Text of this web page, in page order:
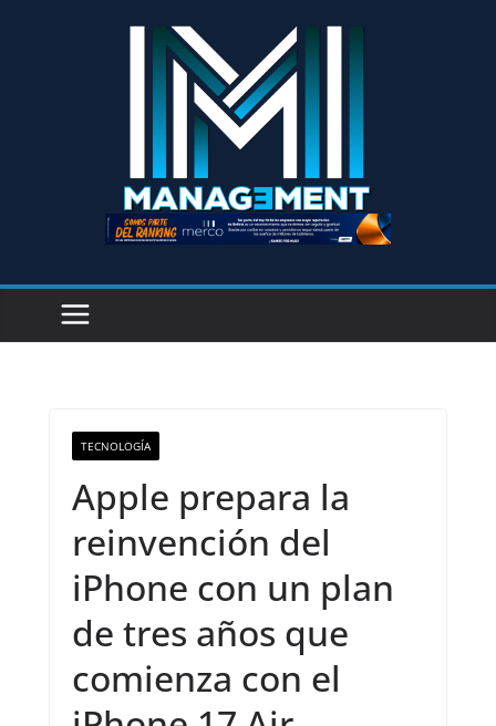
TECNOLOGÍA
Apple prepara la
reinvención del
iPhone con un plan
de tres años que
comienza con el